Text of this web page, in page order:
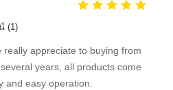
(1)
really appreciate to buying from
years, all products come
and easy operation.